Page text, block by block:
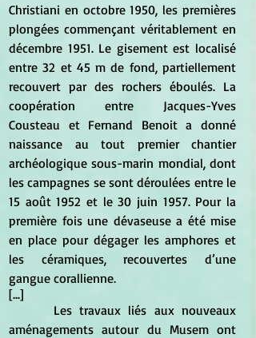
Christiani en octobre 1950, les premières
plongées commençant véritablement en
décembre 1951. Le gisement est localisé
entre 32 et 45 m de fond, partiellement
recouvert par des rochers éboulés. La
coopération entre Jacques-Yves
Cousteau et Fernand Benoit a donné
naissance au tout premier chantier
archéologique sous-marin mondial, dont
les campagnes se sont déroulées entre le
15 août 1952 et le 30 juin 1957. Pour la
première fois une dévaseuse a été mise
en place pour dégager les amphores et
les céramiques, recouvertes d’une
gangue corallienne.
[...]
aménagements autour du Musem ont